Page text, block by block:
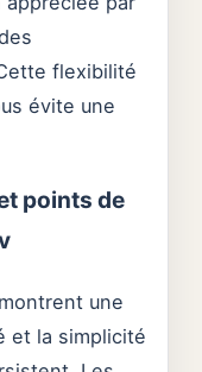
flexibilité
évite une
points de
une
et la simplicité